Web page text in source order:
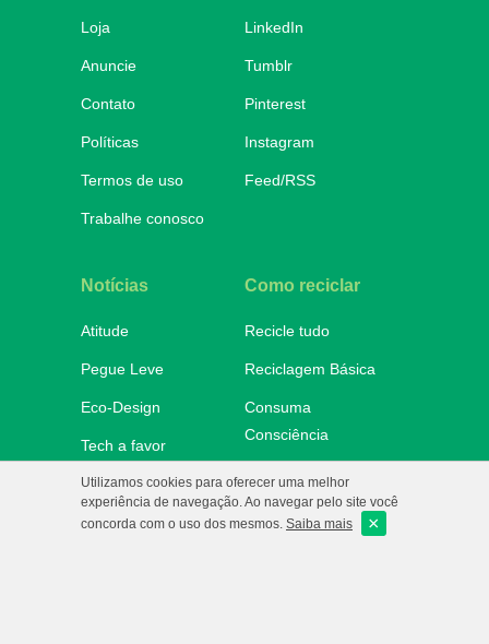
Loja
Anuncie
Contato
Políticas
Termos de uso
Trabalhe conosco
LinkedIn
Tumblr
Pinterest
Instagram
Feed/RSS
Notícias
Atitude
Pegue Leve
Eco-Design
Tech a favor
No Mundo
e-Ba!
Como reciclar
Recicle tudo
Reciclagem Básica
Consuma
Consciência
Onde descartar
Utilizamos cookies para oferecer uma melhor
experiência de navegação. Ao navegar pelo site você
concorda com o uso dos mesmos. Saiba mais ×